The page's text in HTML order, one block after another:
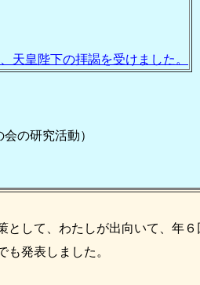
天皇陛下の拝謁を受けました。
の研究活動）
として、わたしが出向いて、年６
も発表しました。